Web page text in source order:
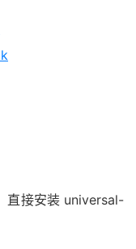
直接安装 universal-